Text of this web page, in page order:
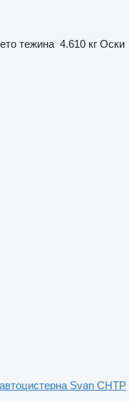
тежина 4.610 кг Оски
Svan CHTP